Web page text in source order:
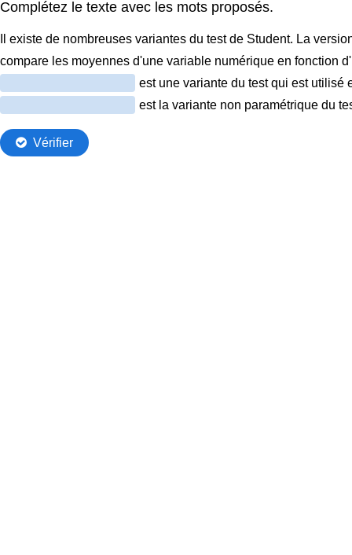
Complétez le texte avec les mots proposés.
Il existe de nombreuses variantes du test de Student. La
compare les moyennes d'une variable numérique en fonction
est une variante du test qui est
est la variante non paramétrique du
Vérifier